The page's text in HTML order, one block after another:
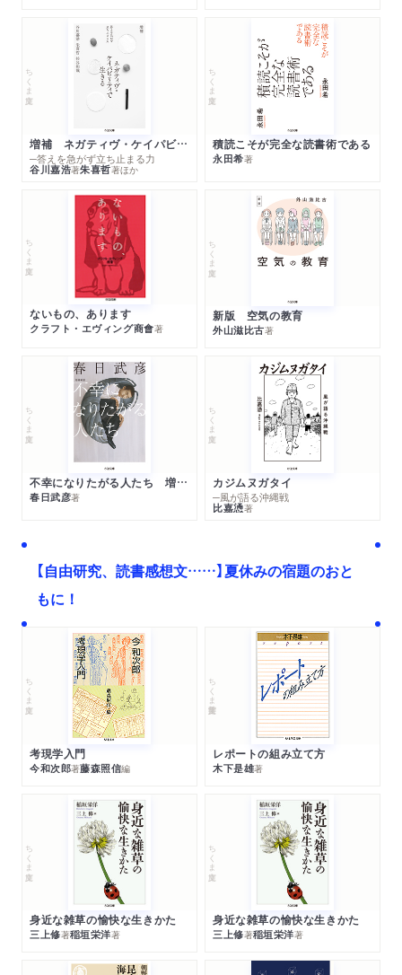
ちくま文庫
増補 ネガティヴ・ケイパビリティで生きる
─答えを急がず立ち止まる力
谷川嘉浩著朱喜哲著ほか
ちくま文庫
積読こそが完全な読書術である
永田希著
ちくま文庫
ないもの、あります
クラフト・エヴィング商會著
ちくま文庫
新版 空気の教育
外山滋比古著
ちくま文庫
不幸になりたがる人たち 増補新版
春日武彦著
ちくま文庫
カジムヌガタイ
─風が語る沖縄戦
比嘉慂著
【自由研究、読書感想文……】夏休みの宿題のおと
もに！
ちくま文庫
考現学入門
今和次郎著藤森照信編
ちくま学芸文庫
レポートの組み立て方
木下是雄著
ちくま文庫
身近な雑草の愉快な生きかた
三上修著稲垣栄洋著
ちくま文庫
身近な雑草の愉快な生きかた
三上修著稲垣栄洋著